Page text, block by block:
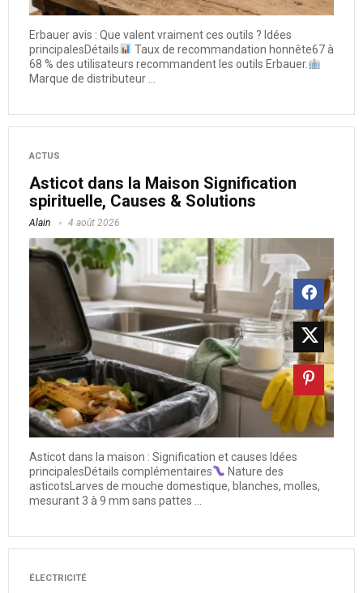
Erbauer avis : Que valent vraiment ces outils ? Idées
principalesDétails
Taux de recommandation honnête67 à
68 % des utilisateurs recommandent les outils Erbauer.
Marque de distributeur ...
ACTUS
Asticot dans la Maison Signification
spirituelle, Causes & Solutions
Alain 4 août 2026
Asticot dans la maison : Signification et causes Idées
principalesDétails complémentaires
Nature des
asticotsLarves de mouche domestique, blanches, molles,
mesurant 3 à 9 mm sans pattes ...
ÉLECTRICITÉ